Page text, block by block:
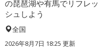
の琵琶湖や有馬でリフレッ
シュしよう
全国
2026年8月7日 18:25 更新